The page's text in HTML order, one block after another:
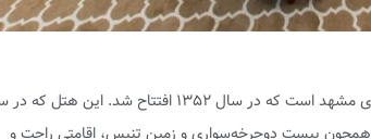
یکی از قدیمی‌ترین و معتبرترین هتل‌های مشهد است که در سال ۱۳۵۲ افتتاح شد. این
اقامتی و امکاناتی همچون پیست دوچرخه‌سواری و زمین تنیس، اقامتی راحت و